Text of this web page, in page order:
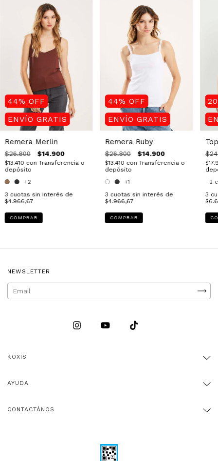
44% OFF
ENVÍO GRATIS
Remera Merlin
$26.800 $14.900
$13.410 con Transferencia o
depósito
+2
3 cuotas sin interés de
$4.966,67
COMPRAR
44% OFF
ENVÍO GRATIS
Remera Ruby
$26.800 $14.900
$13.410 con Transferencia o
depósito
+1
3 cuotas sin interés de
$4.966,67
COMPRAR
20
2
3
NEWSLETTER
KOXIS
AYUDA
CONTACTÁNOS